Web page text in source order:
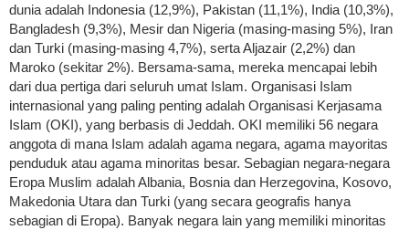
dunia adalah Indonesia (12,9%), Pakistan (11,1%), India (10,3%),
Bangladesh (9,3%), Mesir dan Nigeria (masing-masing 5%), Iran
dan Turki (masing-masing 4,7%), serta Aljazair (2,2%) dan
Maroko (sekitar 2%). Bersama-sama, mereka mencapai lebih
dari dua pertiga dari seluruh umat Islam. Organisasi Islam
internasional yang paling penting adalah Organisasi Kerjasama
Islam (OKI), yang berbasis di Jeddah. OKI memiliki 56 negara
anggota di mana Islam adalah agama negara, agama mayoritas
penduduk atau agama minoritas besar. Sebagian negara-negara
Eropa Muslim adalah Albania, Bosnia dan Herzegovina, Kosovo,
Makedonia Utara dan Turki (yang secara geografis hanya
sebagian di Eropa). Banyak negara lain yang memiliki minoritas